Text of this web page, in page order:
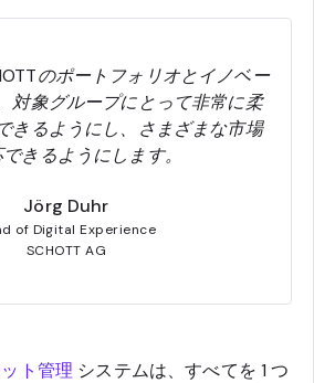
のポートフォリオとイノベー
対象グループにとって非常に柔
きるようにし、さまざまな市場
きるようにします。
Jörg Duhr
of Digital Experience
SCHOTT AG
ト管理 システムは、すべてを 1 つ